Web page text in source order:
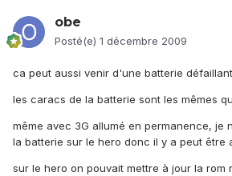
obe
Posté(e) 1 décembre 2009
ca peut aussi venir d'une batterie
les caracs de la batterie sont les mêmes
même avec 3G allumé en permanence, je
la batterie sur le hero donc il y a peut être
sur le hero on pouvait mettre à jour la rom